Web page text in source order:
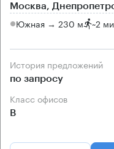
Москва,
Южная → 230 м ~2
История предложений
по запросу
Класс офисов
B